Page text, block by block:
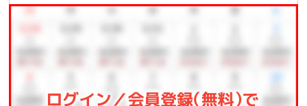
□無料の展望大浴場
疲れた身体をのんびり休めることのできる広々空間。
ここからも美しい海を眺めることができます！
※ご利用時間…06：00～10：00／15：00～24：00
※温泉ではございません